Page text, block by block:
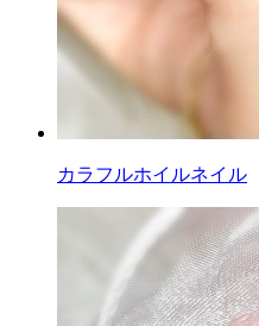
カラフルホイルネイル